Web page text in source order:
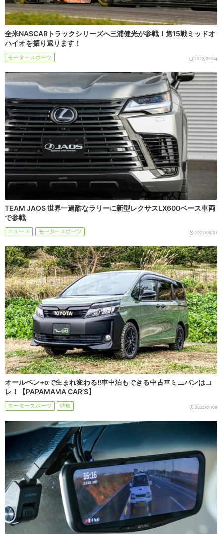
全米NASCARトラックシリーズへ三浦健光が参戦！第15戦ミッドオ
ハイオを振り返ります！
モータースポーツ 2022/08/04
TEAM JAOS 世界一過酷なラリーに新型レクサスLX600ベース車両
で参戦
ニュース モータースポーツ 2022/06/01
オールペン+αで生まれ変わる!!車中泊もできる中古車ミニバンはコ
レ！【PAPAMAMA CAR’S】
モータースポーツ 特集 2022/01/08